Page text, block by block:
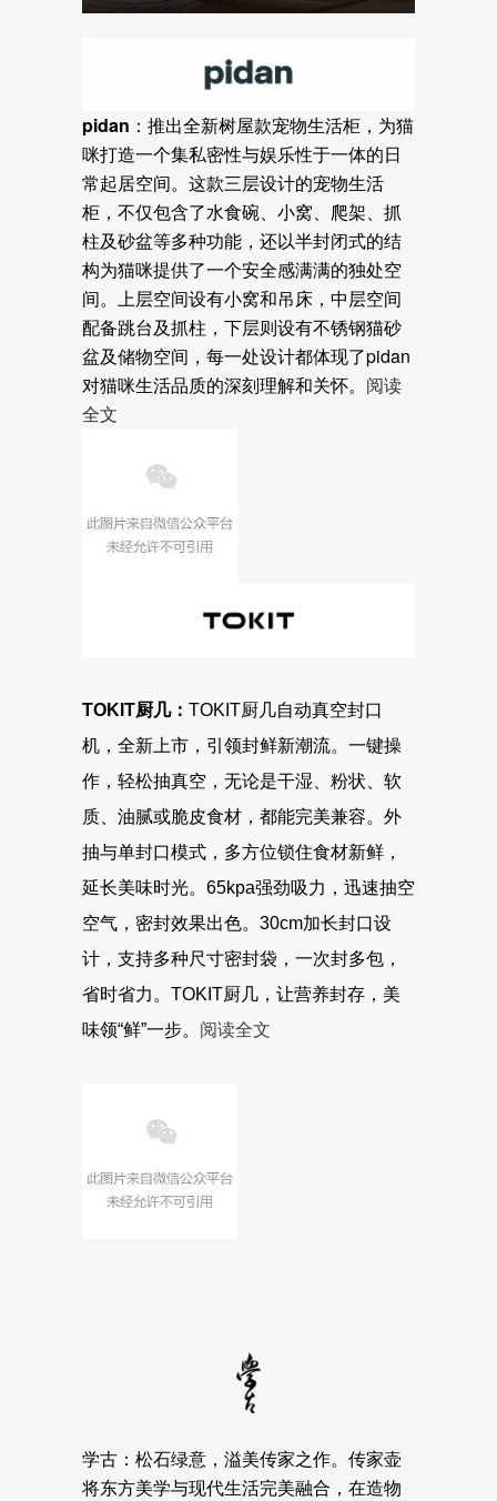
pidan： 推出全新树屋款宠物生活柜，为猫
咪打造一个集私密性与娱乐性于一体的日
常起居空间。这款三层设计的宠物生活
柜，不仅包含了水食碗、小窝、爬架、抓
柱及砂盆等多种功能，还以半封闭式的结
构为猫咪提供了一个安全感满满的独处空
间。上层空间设有小窝和吊床，中层空间
配备跳台及抓柱，下层则设有不锈钢猫砂
盆及储物空间，每一处设计都体现了pidan
对猫咪生活品质的深刻理解和关怀。 阅读
全文
TOKIT厨几： TOKIT厨几自动真空封口
机，全新上市，引领封鲜新潮流。一键操
作，轻松抽真空，无论是干湿、粉状、软
质、油腻或脆皮食材，都能完美兼容。外
抽与单封口模式，多方位锁住食材新鲜，
延长美味时光。65kpa强劲吸力，迅速抽空
空气，密封效果出色。30cm加长封口设
计，支持多种尺寸密封袋，一次封多包，
省时省力。TOKIT厨几，让营养封存，美
味领“鲜”一步。 阅读全文
学古 ： 松石绿意，溢美传家之作。传家壶
将东方美学与现代生活完美融合，在造物